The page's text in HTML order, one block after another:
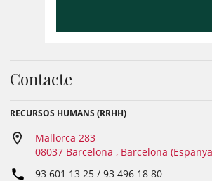
Contacte
RECURSOS HUMANS (RRHH)
Mallorca 283
08037 Barcelona , Barcelona
93 601 13 25 / 93 496 18 80